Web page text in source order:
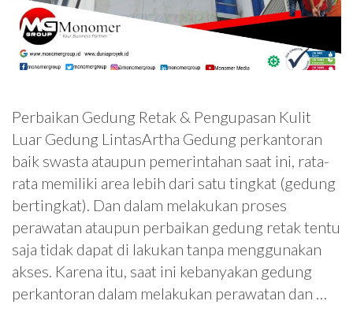
Perbaikan Gedung Retak & Pengupasan Kulit
Luar Gedung LintasArtha Gedung perkantoran
baik swasta ataupun pemerintahan saat ini, rata-
rata memiliki area lebih dari satu tingkat (gedung
bertingkat). Dan dalam melakukan proses
perawatan ataupun perbaikan gedung retak tentu
saja tidak dapat di lakukan tanpa menggunakan
akses. Karena itu, saat ini kebanyakan gedung
perkantoran dalam melakukan perawatan dan …